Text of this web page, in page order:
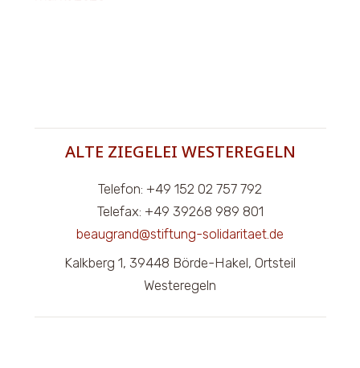
ALTE ZIEGELEI WESTEREGELN
Telefon: +49 152 02 757 792
Telefax: +49 39268 989 801
beaugrand@stiftung-solidaritaet.de
Kalkberg 1, 39448 Börde-Hakel, Ortsteil
Westeregeln